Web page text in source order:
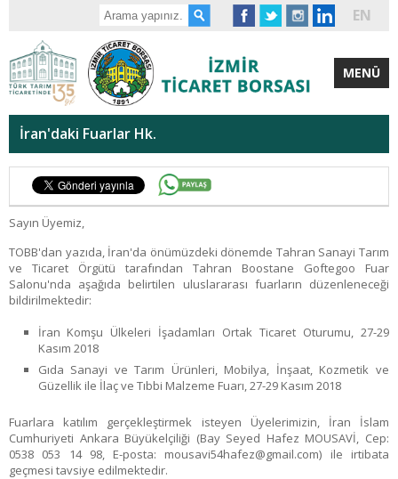
EN
MENÜ
İran'daki Fuarlar Hk.
Sayın Üyemiz,
TOBB'dan yazıda, İran'da önümüzdeki dönemde Tahran Sanayi Tarım
ve Ticaret Örgütü tarafından Tahran Boostane Goftegoo Fuar
Salonu'nda aşağıda belirtilen uluslararası fuarların düzenleneceği
bildirilmektedir:
İran Komşu Ülkeleri İşadamları Ortak Ticaret Oturumu, 27-29
Kasım 2018
Gıda Sanayi ve Tarım Ürünleri, Mobilya, İnşaat, Kozmetik ve
Güzellik ile İlaç ve Tıbbi Malzeme Fuarı, 27-29 Kasım 2018
Fuarlara katılım gerçekleştirmek isteyen Üyelerimizin, İran İslam
Cumhuriyeti Ankara Büyükelçiliği (Bay Seyed Hafez MOUSAVİ, Cep:
0538 053 14 98, E-posta: mousavi54hafez@gmail.com) ile irtibata
geçmesi tavsiye edilmektedir.